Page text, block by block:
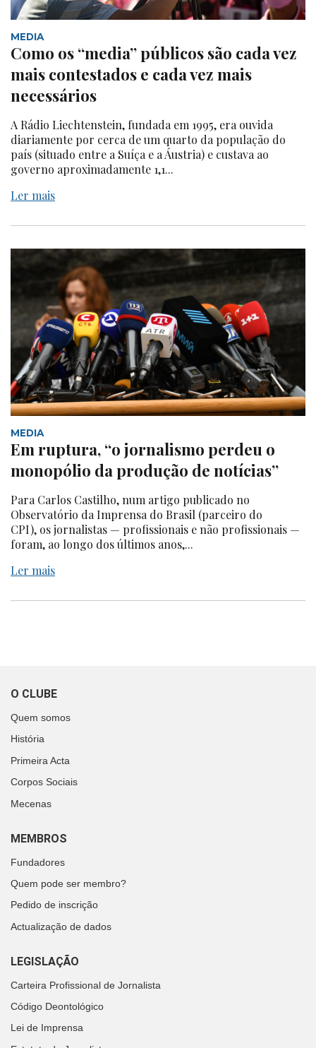
MEDIA
Como os “media” públicos são cada vez
mais contestados e cada vez mais
necessários
A Rádio Liechtenstein, fundada em 1995, era ouvida
diariamente por cerca de um quarto da população do
país (situado entre a Suíça e a Áustria) e custava ao
governo aproximadamente 1,1...
Ler mais
MEDIA
Em ruptura, “o jornalismo perdeu o
monopólio da produção de notícias”
Para Carlos Castilho, num artigo publicado no
Observatório da Imprensa do Brasil (parceiro do
CPI), os jornalistas — profissionais e não profissionais —
foram, ao longo dos últimos anos,...
Ler mais
O CLUBE
Quem somos
História
Primeira Acta
Corpos Sociais
Mecenas
MEMBROS
Fundadores
Quem pode ser membro?
Pedido de inscrição
Actualização de dados
LEGISLAÇÃO
Carteira Profissional de Jornalista
Código Deontológico
Lei de Imprensa